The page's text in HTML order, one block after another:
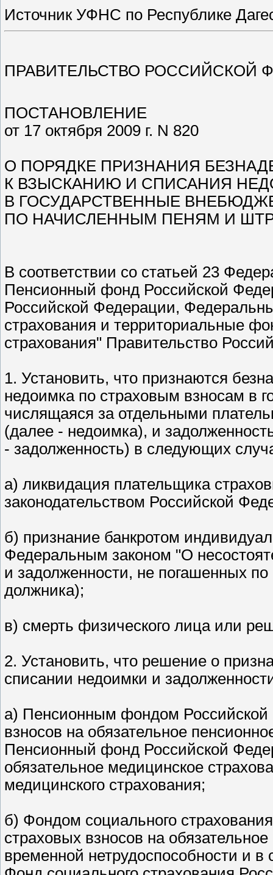
Источник УФНС по Республике
ПРАВИТЕЛЬСТВО РОССИЙСКОЙ
ПОСТАНОВЛЕНИЕ
от 17 октября 2009 г. N 820
О ПОРЯДКЕ ПРИЗНАНИЯ
К ВЗЫСКАНИЮ И СПИСАНИЯ
В ГОСУДАРСТВЕННЫЕ
ПО НАЧИСЛЕННЫМ ПЕНЯМ И
В соответствии со статьей 23
Пенсионный фонд Российской
Российской Федерации,
страхования и территориальные
страхования" Правительство
1. Установить, что признаются
недоимка по страховым взносам в
числящаяся за отдельными
(далее - недоимка), и
- задолженность) в следующих
а) ликвидация плательщика
законодательством Российской
б) признание банкротом
Федеральным законом "О
и задолженности, не погашенных
должника);
в) смерть физического лица или
2. Установить, что решение о
списании недоимки и
а) Пенсионным фондом
взносов на обязательное
Пенсионный фонд Российской
обязательное медицинское
медицинского страхования;
б) Фондом социального
страховых взносов на
временной нетрудоспособности и